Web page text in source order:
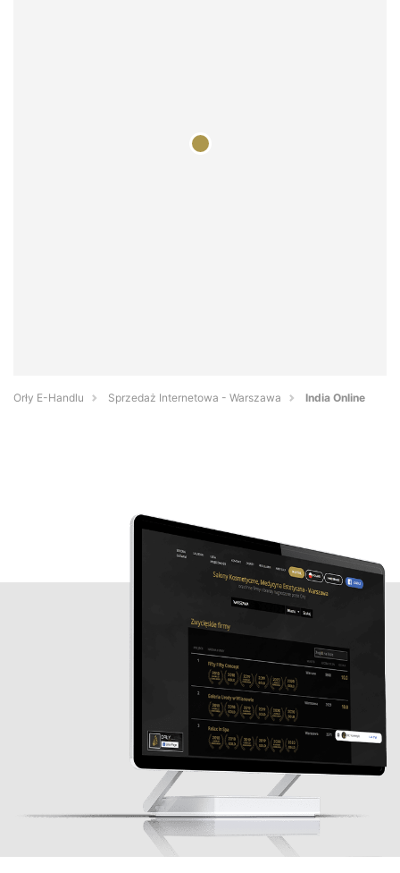
Orły E-Handlu Sprzedaż Internetowa - Warszawa India Online